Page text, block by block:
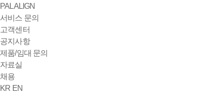
PALALIGN
서비스 문의
고객센터
공지사항
제품/임대 문의
자료실
채용
KR EN